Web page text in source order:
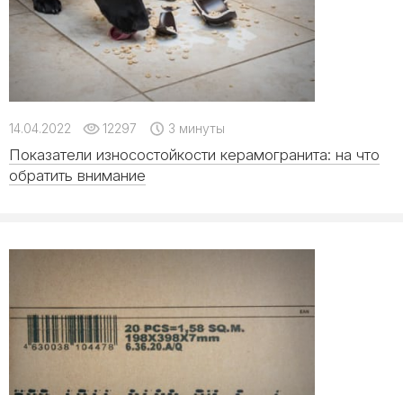
14.04.2022 12297 3 минуты
Показатели износостойкости керамогранита: на что
обратить внимание